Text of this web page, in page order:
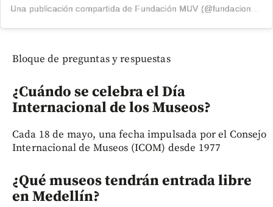
Bloque de preguntas y respuestas
¿Cuándo se celebra el Día
Internacional de los Museos?
Cada 18 de mayo, una fecha impulsada por el Consejo
Internacional de Museos (ICOM) desde 1977
¿Qué museos tendrán entrada libre
en Medellín?